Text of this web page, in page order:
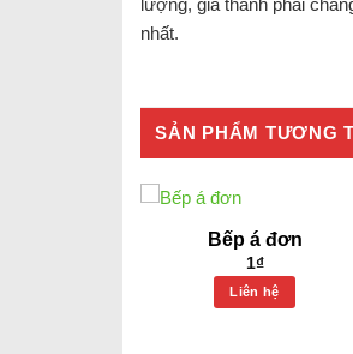
nhất.
SẢN PHẨM TƯƠNG
Bếp á đơn
1₫
Liên hệ